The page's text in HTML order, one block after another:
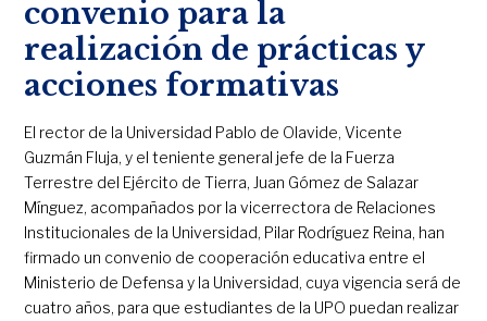
convenio para la
realización de prácticas y
acciones formativas
El rector de la Universidad Pablo de Olavide, Vicente
Guzmán Fluja, y el teniente general jefe de la Fuerza
Terrestre del Ejército de Tierra, Juan Gómez de Salazar
Mínguez, acompañados por la vicerrectora de Relaciones
Institucionales de la Universidad, Pilar Rodríguez Reina, han
firmado un convenio de cooperación educativa entre el
Ministerio de Defensa y la Universidad, cuya vigencia será de
cuatro años, para que estudiantes de la UPO puedan realizar